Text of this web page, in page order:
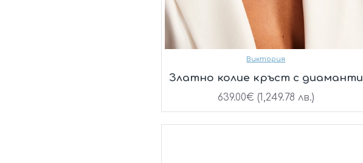
Виктория
Златно колие кръст с диаманти
639.00€ (1,249.78 лв.)